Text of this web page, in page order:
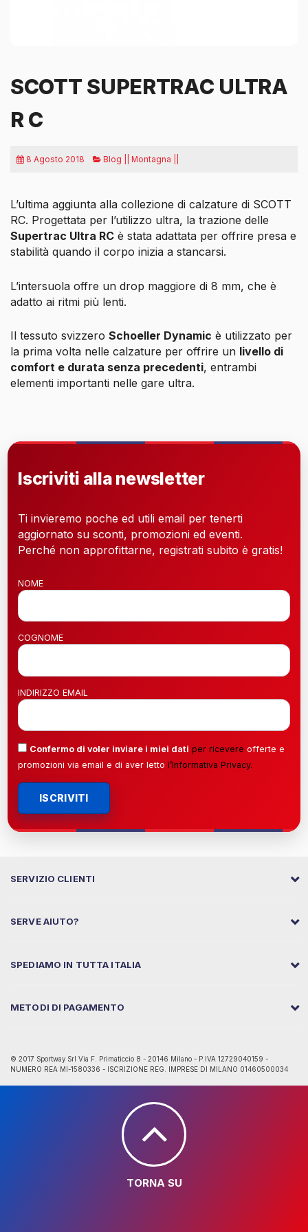
SCOTT SUPERTRAC ULTRA
R C
8 Agosto 2018 Blog || Montagna ||
L’ultima aggiunta alla collezione di calzature di SCOTT
RC. Progettata per l’utilizzo ultra, la trazione delle
Supertrac Ultra RC è stata adattata per offrire presa e
stabilità quando il corpo inizia a stancarsi.
L’intersuola offre un drop maggiore di 8 mm, che è
adatto ai ritmi più lenti.
Il tessuto svizzero Schoeller Dynamic è utilizzato per
la prima volta nelle calzature per offrire un livello di
comfort e durata senza precedenti, entrambi
elementi importanti nelle gare ultra.
Iscriviti alla newsletter
Ti invieremo poche ed utili email per tenerti
aggiornato su sconti, promozioni ed eventi.
Perché non approfittarne, registrati subito è gratis!
NOME
COGNOME
INDIRIZZO EMAIL
Confermo di voler inviare i miei dati per ricevere offerte e
promozioni via email e di aver letto l’Informativa Privacy.
ISCRIVITI
SERVIZIO CLIENTI
SERVE AIUTO?
SPEDIAMO IN TUTTA ITALIA
METODI DI PAGAMENTO
© 2017 Sportway Srl Via F. Primaticcio 8 - 20146 Milano - P.IVA 12729040159 -
NUMERO REA MI-1580336 - ISCRIZIONE REG. IMPRESE DI MILANO 01460500034
TORNA SU